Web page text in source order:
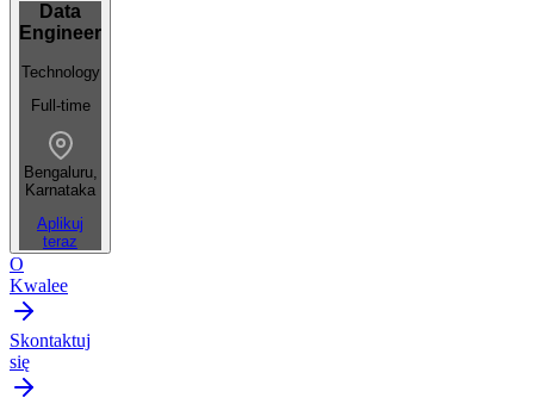
Data
Engineer
Technology
Full-time
Bengaluru,
Karnataka
Aplikuj
teraz
O
Kwalee
Skontaktuj
się